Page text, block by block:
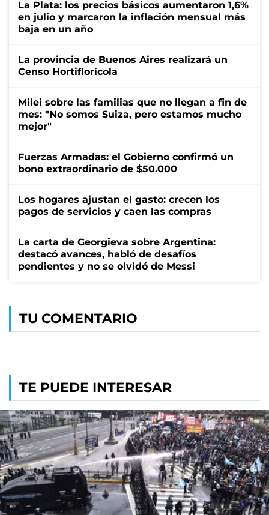
La Plata: los precios básicos aumentaron 1,6%
en julio y marcaron la inflación mensual más
baja en un año
La provincia de Buenos Aires realizará un
Censo Hortiflorícola
Milei sobre las familias que no llegan a fin de
mes: "No somos Suiza, pero estamos mucho
mejor"
Fuerzas Armadas: el Gobierno confirmó un
bono extraordinario de $50.000
Los hogares ajustan el gasto: crecen los
pagos de servicios y caen las compras
La carta de Georgieva sobre Argentina:
destacó avances, habló de desafíos
pendientes y no se olvidó de Messi
TU COMENTARIO
TE PUEDE INTERESAR